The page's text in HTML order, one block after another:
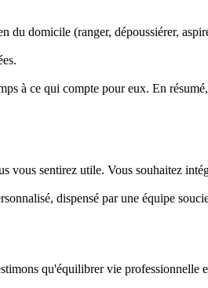
domicile (ranger, dépoussiérer,
à ce qui compte pour eux. En
vous sentirez utile. Vous souhaitez
dispensé par une équipe
qu'équilibrer vie